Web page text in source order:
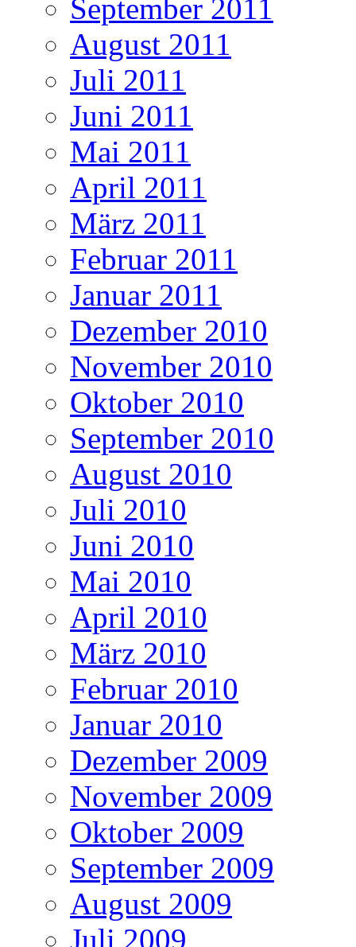
September 2011
August 2011
Juli 2011
Juni 2011
Mai 2011
April 2011
März 2011
Februar 2011
Januar 2011
Dezember 2010
November 2010
Oktober 2010
September 2010
August 2010
Juli 2010
Juni 2010
Mai 2010
April 2010
März 2010
Februar 2010
Januar 2010
Dezember 2009
November 2009
Oktober 2009
September 2009
August 2009
Juli 2009